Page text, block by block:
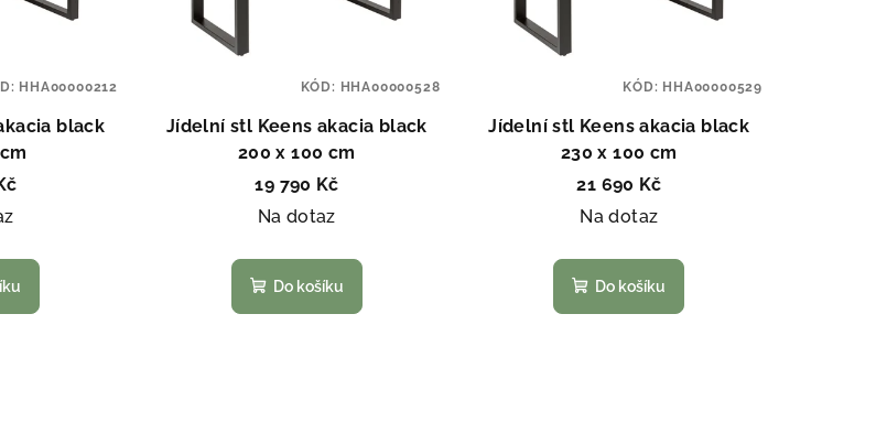
black
HHA00000212
Jídelní stl Keens akacia black
200 x 100 cm
19 790 Kč
Na dotaz
Do košíku
KÓD: HHA00000528
Jídelní stl Keens akacia black
230 x 100 cm
21 690 Kč
Na dotaz
Do košíku
KÓD: HHA00000529